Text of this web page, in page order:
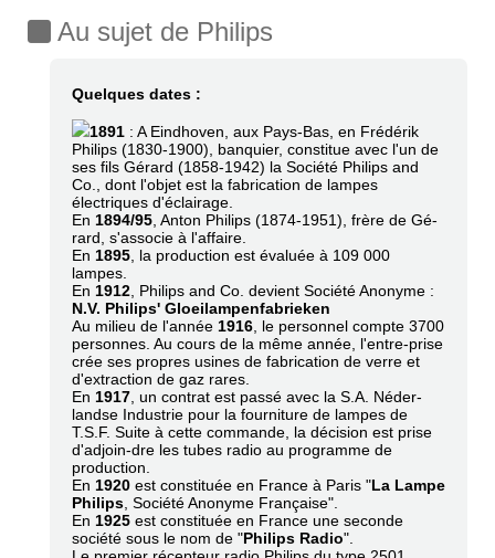
Au sujet de Philips
Quelques dates :
1891 : A Eindhoven, aux Pays-Bas, en Frédérik
Philips (1830-1900), banquier, constitue avec l'un de
ses fils Gérard (1858-1942) la Société Philips and
Co., dont l'objet est la fabrication de lampes
électriques d'éclairage.
En 1894/95 , Anton Philips (1874-1951), frère de Gé-
rard, s'associe à l'affaire.
En 1895 , la production est évaluée à 109 000
lampes.
En 1912 , Philips and Co. devient Société Anonyme :
N.V. Philips' Gloeilampenfabrieken
Au milieu de l'année 1916 , le personnel compte 3700
personnes. Au cours de la même année, l'entre-prise
crée ses propres usines de fabrication de verre et
d'extraction de gaz rares.
En 1917 , un contrat est passé avec la S.A. Néder-
landse Industrie pour la fourniture de lampes de
T.S.F. Suite à cette commande, la décision est prise
d'adjoin-dre les tubes radio au programme de
production.
En 1920 est constituée en France à Paris "La Lampe
Philips , Société Anonyme Française".
En 1925 est constituée en France une seconde
société sous le nom de "Philips Radio".